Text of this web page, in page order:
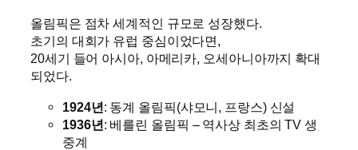
올림픽은 점차 세계적인 규모로 성장했다.
초기의 대회가 유럽 중심이었다면,
20세기 들어 아시아, 아메리카, 오세아니아까지 확대
되었다.
1924년: 동계 올림픽(샤모니, 프랑스) 신설
1936년: 베를린 올림픽 – 역사상 최초의 TV 생
중계